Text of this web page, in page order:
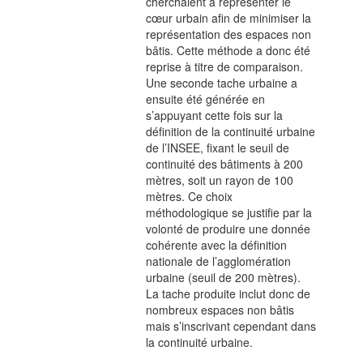
cœur urbain afin de minimiser la
représentation des espaces non
bâtis. Cette méthode a donc été
reprise à titre de comparaison.
Une seconde tache urbaine a
ensuite été générée en
s’appuyant cette fois sur la
définition de la continuité urbaine
de l’INSEE, fixant le seuil de
continuité des bâtiments à 200
mètres, soit un rayon de 100
mètres. Ce choix
méthodologique se justifie par la
volonté de produire une donnée
cohérente avec la définition
nationale de l’agglomération
urbaine (seuil de 200 mètres).
La tache produite inclut donc de
nombreux espaces non bâtis
mais s’inscrivant cependant dans
la continuité urbaine.